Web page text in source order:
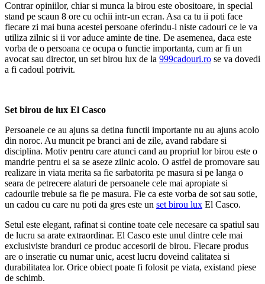
Contrar opiniilor, chiar si munca la birou este obositoare, in special
stand pe scaun 8 ore cu ochii intr-un ecran. Asa ca tu ii poti face
fiecare zi mai buna acestei persoane oferindu-i niste cadouri ce le va
utiliza zilnic si ii vor aduce aminte de tine. De asemenea, daca este
vorba de o persoana ce ocupa o functie importanta, cum ar fi un
avocat sau director, un set birou lux de la 999cadouri.ro se va dovedi
a fi cadoul potrivit.
Set birou de lux El Casco
Persoanele ce au ajuns sa detina functii importante nu au ajuns acolo
din noroc. Au muncit pe branci ani de zile, avand rabdare si
disciplina. Motiv pentru care atunci cand au propriul lor birou este o
mandrie pentru ei sa se aseze zilnic acolo. O astfel de promovare sau
realizare in viata merita sa fie sarbatorita pe masura si pe langa o
seara de petrecere alaturi de persoanele cele mai apropiate si
cadourile trebuie sa fie pe masura. Fie ca este vorba de sot sau sotie,
un cadou cu care nu poti da gres este un set birou lux El Casco.
Setul este elegant, rafinat si contine toate cele necesare ca spatiul sau
de lucru sa arate extraordinar. El Casco este unul dintre cele mai
exclusiviste branduri ce produc accesorii de birou. Fiecare produs
are o inseratie cu numar unic, acest lucru doveind calitatea si
durabilitatea lor. Orice obiect poate fi folosit pe viata, existand piese
de schimb.